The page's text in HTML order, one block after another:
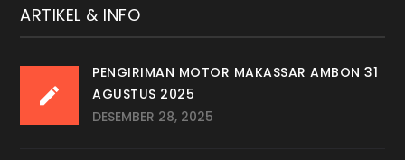
ARTIKEL & INFO
PENGIRIMAN MOTOR MAKASSAR AMBON 31
AGUSTUS 2025
DESEMBER 28, 2025